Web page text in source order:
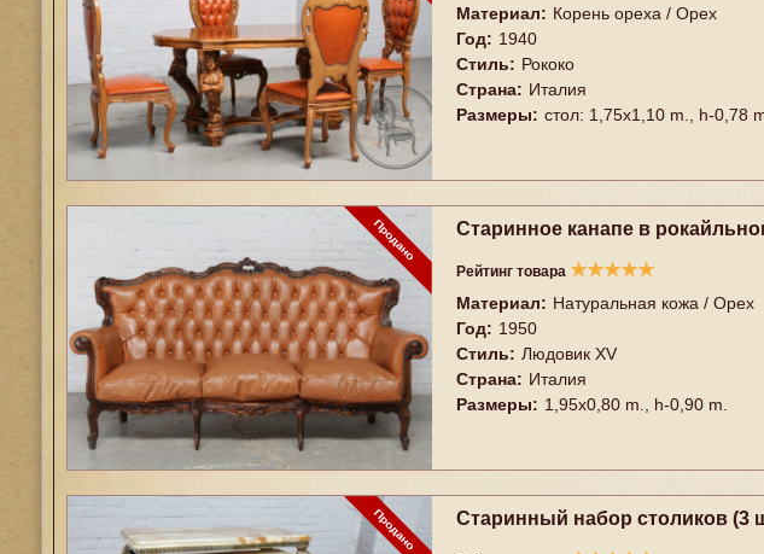
Материал: Корень ореха / Орех
Год: 1940
Стиль: Рококо
Страна: Италия
Размеры: стол: 1,75x1,10 m., h-0,78
Старинное канапе в
Рейтинг товара ★★★★★
Материал: Натуральная кожа / Орех
Год: 1950
Стиль: Людовик XV
Страна: Италия
Размеры: 1,95x0,80 m., h-0,90 m.
Старинный набор столиков (3